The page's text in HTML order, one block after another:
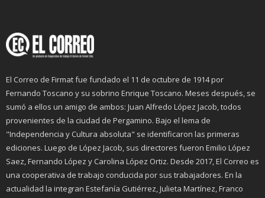
El Correo de Firmat fue fundado el 11 de octubre de 1914 por
Fernando Toscano y su sobrino Enrique Toscano. Meses después, se
sumó a ellos un amigo de ambos: Juan Alfredo López Jacob, todos
provenientes de la ciudad de Pergamino. Bajo el lema de
"Independencia y Cultura absoluta" se identificaron las primeras
ediciones. Luego de López Jacob, sus directores fueron Emilio López
Saez, Fernando López y Carolina López Ortiz. Desde 2017, El Correo es
una cooperativa de trabajo conducida por sus trabajadores. En la
actualidad la integran Estefanía Gutiérrez, Julieta Martínez, Franco